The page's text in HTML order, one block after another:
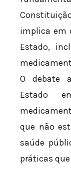
implica em
Estado,
O debate
Estado
que não
saúde
práticas